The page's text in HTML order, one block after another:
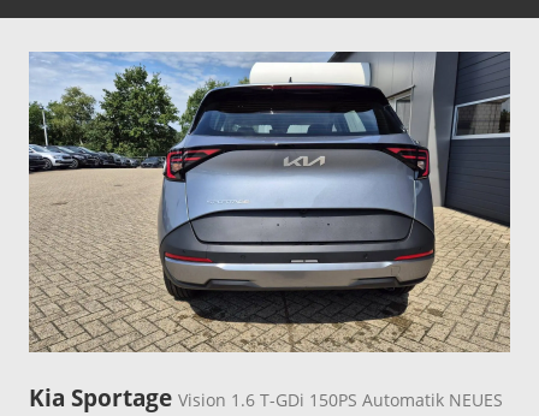
Kia Sportage Vision 1.6 T-GDi 150PS Automatik NEUES